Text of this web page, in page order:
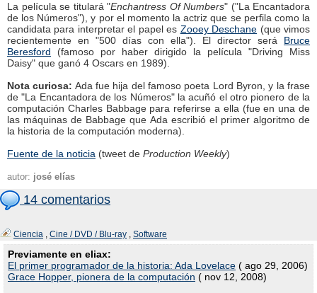
La película se titulará "Enchantress Of Numbers" ("La Encantadora
de los Números"), y por el momento la actriz que se perfila como la
candidata para interpretar el papel es Zooey Deschane (que vimos
recientemente en "500 días con ella"). El director será Bruce
Beresford (famoso por haber dirigido la película "Driving Miss
Daisy" que ganó 4 Oscars en 1989).
Nota curiosa: Ada fue hija del famoso poeta Lord Byron, y la frase
de "La Encantadora de los Números" la acuñó el otro pionero de la
computación Charles Babbage para referirse a ella (fue en una de
las máquinas de Babbage que Ada escribió el primer algoritmo de
la historia de la computación moderna).
Fuente de la noticia (tweet de Production Weekly)
autor: josé elías
14 comentarios
Ciencia , Cine / DVD / Blu-ray , Software
Previamente en eliax:
El primer programador de la historia: Ada Lovelace ( ago 29, 2006)
Grace Hopper, pionera de la computación ( nov 12, 2008)